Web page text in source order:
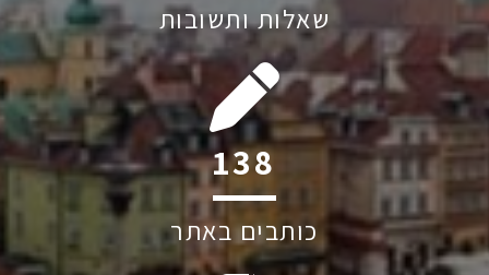
שאלות ותשובות
208
כותבים באתר